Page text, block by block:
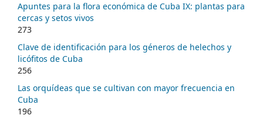
Apuntes para la flora económica de Cuba IX: plantas para
cercas y setos vivos
273
Clave de identificación para los géneros de helechos y
licófitos de Cuba
256
Las orquídeas que se cultivan con mayor frecuencia en
Cuba
196